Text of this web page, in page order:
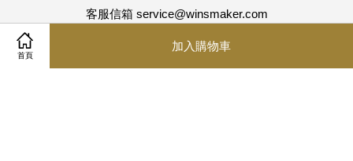
首頁
加入購物車
客服信箱 service@winsmaker.com
星期一 ~ 星期五 | AM10:00~PM5:00